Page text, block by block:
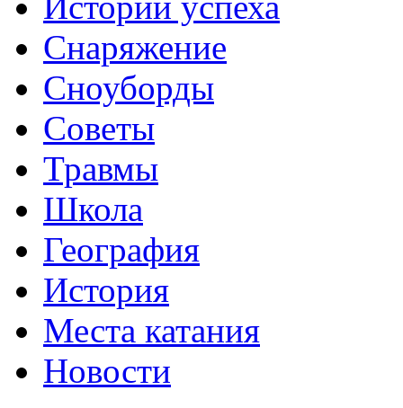
Снаряжение
Сноуборды
Советы
Травмы
Школа
География
История
Места катания
Новости